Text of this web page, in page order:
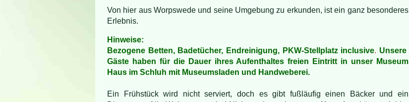
Von hier aus Worpswede und seine Umgebung zu erkunden, ist ein ganz besonderes
Erlebnis.
Hinweise:
Bezogene Betten, Badetücher, Endreinigung, PKW-Stellplatz inclusive. Unsere
Gäste haben für die Dauer ihres Aufenthaltes freien Eintritt in unser Museum
Haus im Schluh mit Museumsladen und Handweberei.
Ein Frühstück wird nicht serviert, doch es gibt fußläufig einen Bäcker und ein